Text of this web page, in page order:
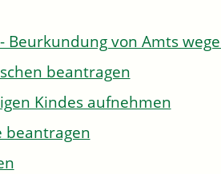
Beurkundung von Amts
beantragen
Kindes aufnehmen
beantragen